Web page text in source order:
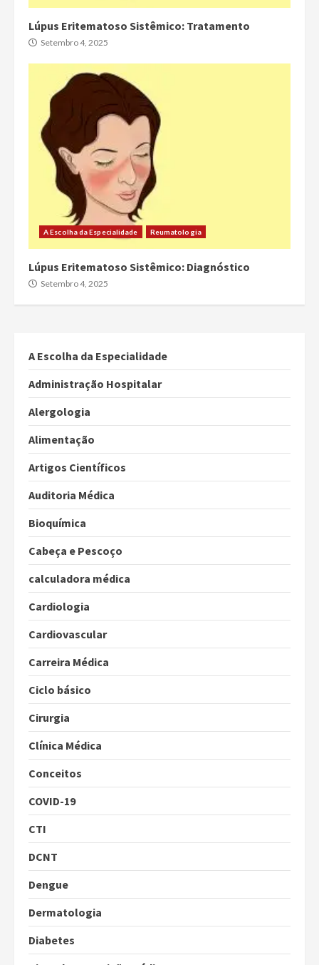
Lúpus Eritematoso Sistêmico: Tratamento
Setembro 4, 2025
A Escolha da Especialidade Reumatologia
Lúpus Eritematoso Sistêmico: Diagnóstico
Setembro 4, 2025
A Escolha da Especialidade
Administração Hospitalar
Alergologia
Alimentação
Artigos Científicos
Auditoria Médica
Bioquímica
Cabeça e Pescoço
calculadora médica
Cardiologia
Cardiovascular
Carreira Médica
Ciclo básico
Cirurgia
Clínica Médica
Conceitos
COVID-19
CTI
DCNT
Dengue
Dermatologia
Diabetes